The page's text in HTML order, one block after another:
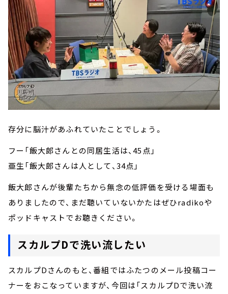
存分に脳汁があふれていたことでしょう。
フー「飯大郎さんとの同居生活は、45点」
亜生「飯大郎さんは人として、34点」
飯大郎さんが後輩たちから無念の低評価を受ける場面も
ありましたので、まだ聴いていないかたはぜひradikoや
ポッドキャストでお聴きください。
スカルプDで洗い流したい
スカルプDさんのもと、番組ではふたつのメール投稿コー
ナーをおこなっていますが、今回は「スカルプDで洗い流